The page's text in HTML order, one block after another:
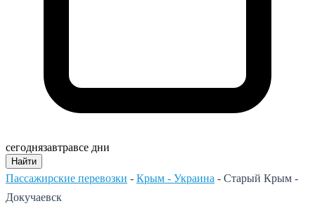
сегоднязавтравсе дни
Найти
Пассажирские перевозки - Крым - Украина - Старый Крым -
Докучаевск